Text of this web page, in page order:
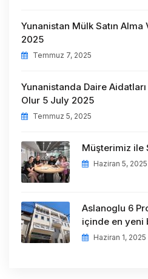
Yunanistan Mülk Satın
2025
Temmuz 7, 2025
Yunanistanda Daire
Olur 5 July 2025
Temmuz 5, 2025
Müşterimiz ile
Haziran 5, 2025
Aslanoglu 6
içinde en yeni
Haziran 1, 2025